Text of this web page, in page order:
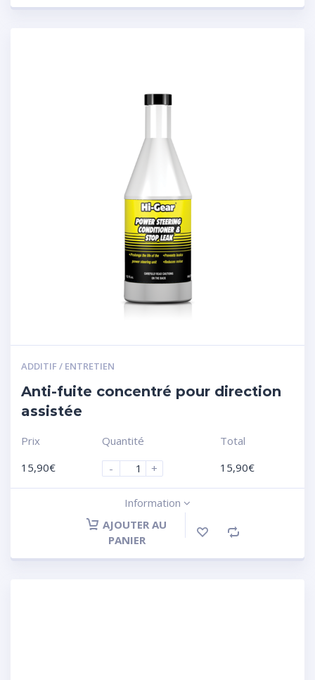
ADDITIF / ENTRETIEN
Anti-fuite concentré pour direction
assistée
Prix
15,90€
Quantité
-
+
Total
15,90€
Information
AJOUTER AU
PANIER